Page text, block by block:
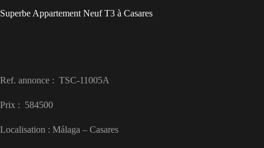
Superbe Appartement Neuf T3 à Casares
Ref. annonce : TSC-11005A
Prix : 584500
Localisation : Málaga – Casares